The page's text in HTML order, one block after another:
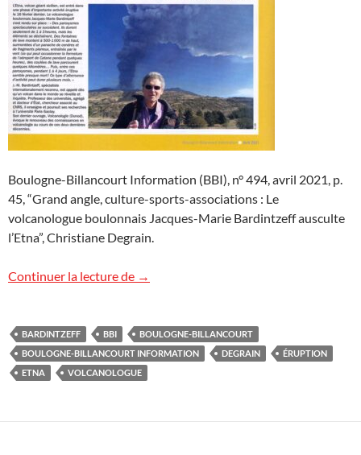
Boulogne-Billancourt Information (BBI), n° 494, avril 2021, p.
45, “Grand angle, culture-sports-associations : Le
volcanologue boulonnais Jacques-Marie Bardintzeff ausculte
l’Etna”, Christiane Degrain.
Continuer la lecture de L’Etna dans le BBI
→
BARDINTZEFF BBI
BOULOGNE-BILLANCOURT
BOULOGNE-BILLANCOURT INFORMATION
DEGRAIN
ÉRUPTION
ETNA
VOLCANOLOGUE